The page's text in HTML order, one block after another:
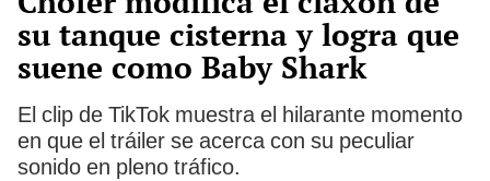
su tanque cisterna y logra que
suene como Baby Shark
El clip de TikTok muestra el hilarante momento
en que el tráiler se acerca con su peculiar
sonido en pleno tráfico.